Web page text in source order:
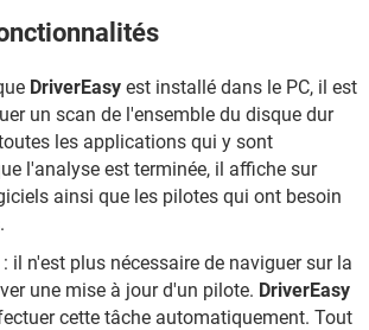
DriverEasy est installé dans le PC, il est
un scan de l'ensemble du disque dur
les applications qui y sont
l'analyse est terminée, il affiche sur
ainsi que les pilotes qui ont besoin
il n'est plus nécessaire de naviguer sur la
une mise à jour d'un pilote. DriverEasy
cette tâche automatiquement. Tout